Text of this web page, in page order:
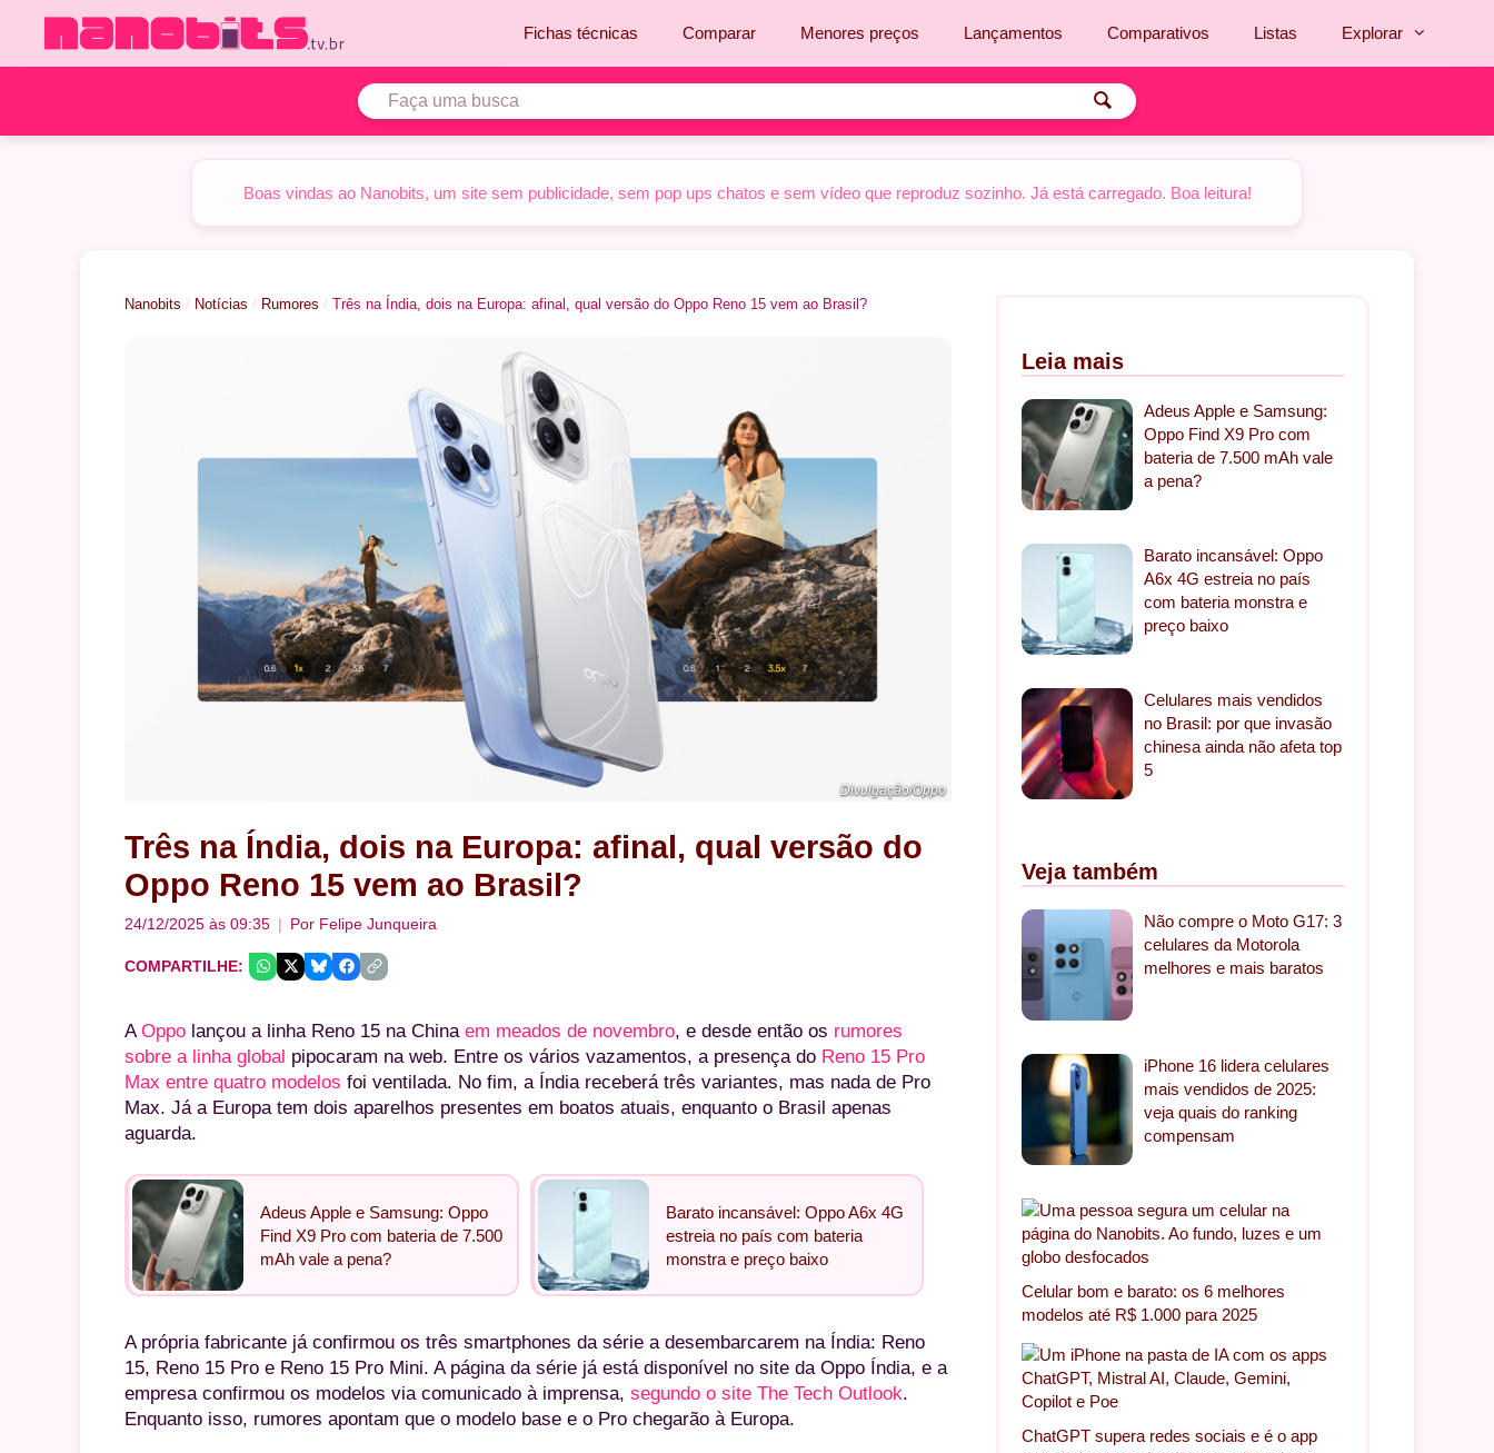
o
Fichas técnicas Comparar Menores preços Lançamentos Comparativos Listas Explorar
Boas vindas ao Nanobits, um site sem publicidade, sem pop ups chatos e sem vídeo que reproduz sozinho. Já está carregado. Boa leitura!
Nanobits / Notícias / Rumores / Três na Índia, dois na Europa: afinal, qual versão do Oppo Reno 15 vem ao Brasil?
Divulgação/Oppo
Três na Índia, dois na Europa: afinal, qual versão do
Oppo Reno 15 vem ao Brasil?
24/12/2025 às 09:35 Por Felipe Junqueira
COMPARTILHE:
A Oppo lançou a linha Reno 15 na China em meados de novembro, e desde então os rumores
sobre a linha global pipocaram na web. Entre os vários vazamentos, a presença do Reno 15 Pro
Max entre quatro modelos foi ventilada. No fim, a Índia receberá três variantes, mas nada de Pro
Max. Já a Europa tem dois aparelhos presentes em boatos atuais, enquanto o Brasil apenas
aguarda.
Adeus Apple e Samsung: Oppo
Find X9 Pro com bateria de 7.500
mAh vale a pena?
Barato incansável: Oppo A6x 4G
estreia no país com bateria
monstra e preço baixo
A própria fabricante já confirmou os três smartphones da série a desembarcarem na Índia: Reno
15, Reno 15 Pro e Reno 15 Pro Mini. A página da série já está disponível no site da Oppo Índia, e a
empresa confirmou os modelos via comunicado à imprensa, segundo o site The Tech Outlook.
Enquanto isso, rumores apontam que o modelo base e o Pro chegarão à Europa.
Leia mais
Adeus Apple e Samsung:
Oppo Find X9 Pro com
bateria de 7.500 mAh vale
a pena?
Barato incansável: Oppo
A6x 4G estreia no país
com bateria monstra e
preço baixo
Celulares mais vendidos
no Brasil: por que invasão
chinesa ainda não afeta top
5
Veja também
Não compre o Moto G17: 3
celulares da Motorola
melhores e mais baratos
iPhone 16 lidera celulares
mais vendidos de 2025:
veja quais do ranking
compensam
Celular bom e barato: os 6 melhores
modelos até R$ 1.000 para 2025
ChatGPT supera redes sociais e é o app